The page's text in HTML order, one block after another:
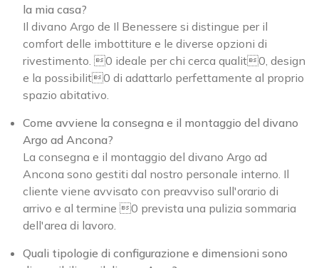
la mia casa?
Il divano Argo de Il Benessere si distingue per il
comfort delle imbottiture e le diverse opzioni di
rivestimento. 0 ideale per chi cerca qualit0, design
e la possibilit0 di adattarlo perfettamente al proprio
spazio abitativo.
Come avviene la consegna e il montaggio del divano
Argo ad Ancona?
La consegna e il montaggio del divano Argo ad
Ancona sono gestiti dal nostro personale interno. Il
cliente viene avvisato con preavviso sull'orario di
arrivo e al termine 0 prevista una pulizia sommaria
dell'area di lavoro.
Quali tipologie di configurazione e dimensioni sono